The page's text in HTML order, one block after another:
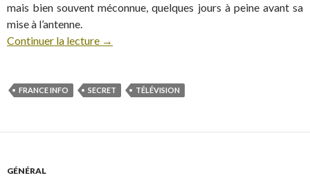
mais bien souvent méconnue, quelques jours à peine avant sa
mise à l’antenne.
Continuer la lecture →
FRANCE INFO SECRET TÉLÉVISION
GÉNÉRAL